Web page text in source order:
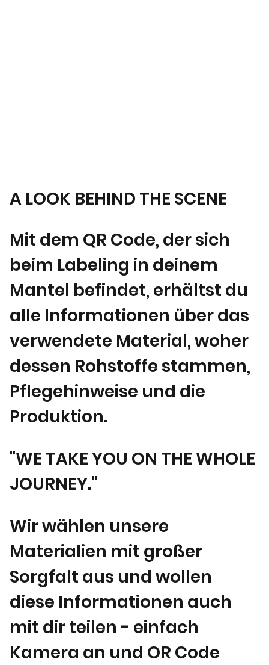
A LOOK BEHIND THE SCENE
"WE TAKE YOU ON THE WHOLE
JOURNEY."
Mit dem QR Code, der sich
beim Labeling in deinem
Mantel befindet, erhältst du
alle Informationen über das
verwendete Material, woher
dessen Rohstoffe stammen,
Pflegehinweise und die
Produktion.
Wir wählen unsere
Materialien mit großer
Sorgfalt aus und wollen
diese Informationen auch
mit dir teilen - einfach
Kamera an und OR Code